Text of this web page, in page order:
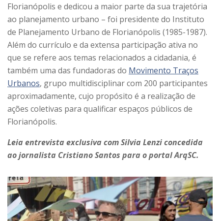
Florianópolis e dedicou a maior parte da sua trajetória
ao planejamento urbano – foi presidente do Instituto
de Planejamento Urbano de Florianópolis (1985-1987).
Além do currículo e da extensa participação ativa no
que se refere aos temas relacionados a cidadania, é
também uma das fundadoras do Movimento Traços
Urbanos, grupo multidisciplinar com 200 participantes
aproximadamente, cujo propósito é a realização de
ações coletivas para qualificar espaços públicos de
Florianópolis.
Leia entrevista exclusiva com Silvia Lenzi concedida
ao jornalista Cristiano Santos para o portal ArqSC.